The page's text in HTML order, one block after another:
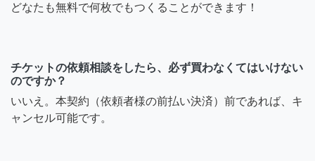
どなたも無料で何枚でもつくることができます！
チケットの依頼相談をしたら、必ず買わなくてはいけない
のですか？
いいえ。本契約（依頼者様の前払い決済）前であれば、キ
ャンセル可能です。